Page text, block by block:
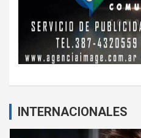
INTERNACIONALES